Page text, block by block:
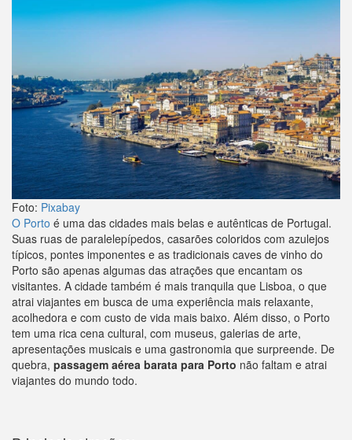
Foto: Pixabay
O Porto é uma das cidades mais belas e autênticas de Portugal.
Suas ruas de paralelepípedos, casarões coloridos com azulejos
típicos, pontes imponentes e as tradicionais caves de vinho do
Porto são apenas algumas das atrações que encantam os
visitantes. A cidade também é mais tranquila que Lisboa, o que
atrai viajantes em busca de uma experiência mais relaxante,
acolhedora e com custo de vida mais baixo. Além disso, o Porto
tem uma rica cena cultural, com museus, galerias de arte,
apresentações musicais e uma gastronomia que surpreende. De
quebra, passagem aérea barata para Porto não faltam e atrai
viajantes do mundo todo.